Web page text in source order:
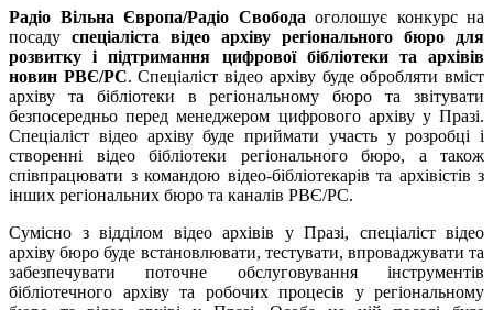
Радіо Вільна Європа/Радіо Свобода оголошує конкурс на
посаду спеціаліста відео архіву регіонального бюро для
розвитку і підтримання цифрової бібліотеки та архівів
новин РВЄ/РС. Спеціаліст відео архіву буде обробляти вміст
архіву та бібліотеки в регіональному бюро та звітувати
безпосередньо перед менеджером цифрового архіву у Празі.
Спеціаліст відео архіву буде приймати участь у розробці і
створенні відео бібліотеки регіонального бюро, а також
співпрацювати з командою відео-бібліотекарів та архівістів з
інших регіональних бюро та каналів РВЄ/РС.
Сумісно з відділом відео архівів у Празі, спеціаліст відео
архіву бюро буде встановлювати, тестувати, впроваджувати та
забезпечувати поточне обслуговування інструментів
бібліотечного архіву та робочих процесів у регіональному